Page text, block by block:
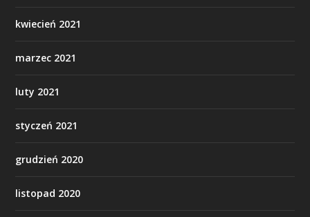
kwiecień 2021
marzec 2021
luty 2021
styczeń 2021
grudzień 2020
listopad 2020